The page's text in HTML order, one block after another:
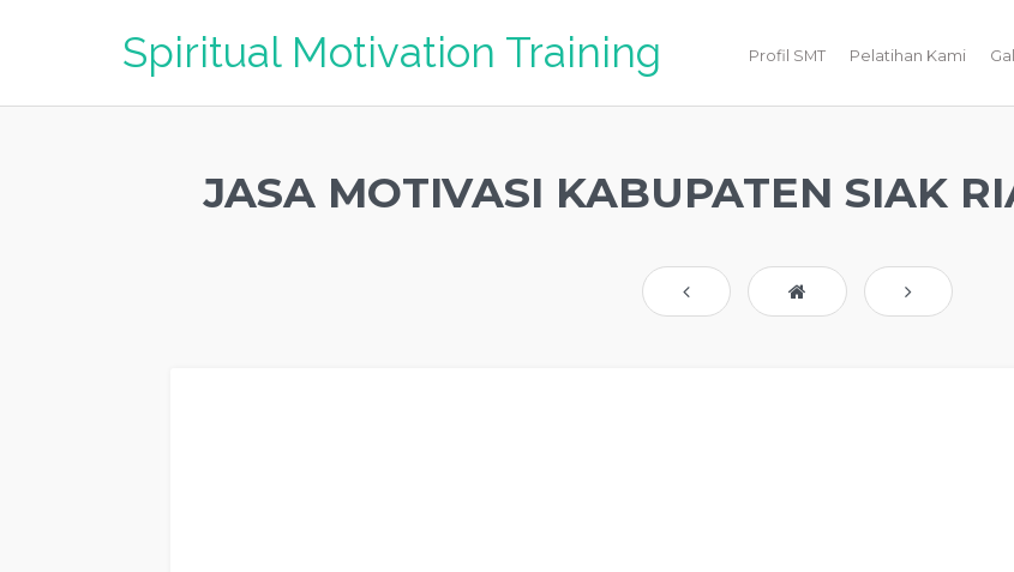
Spiritual Motivation Training Profil SMT Pelatihan Kami
JASA MOTIVASI KABUPATEN SIAK